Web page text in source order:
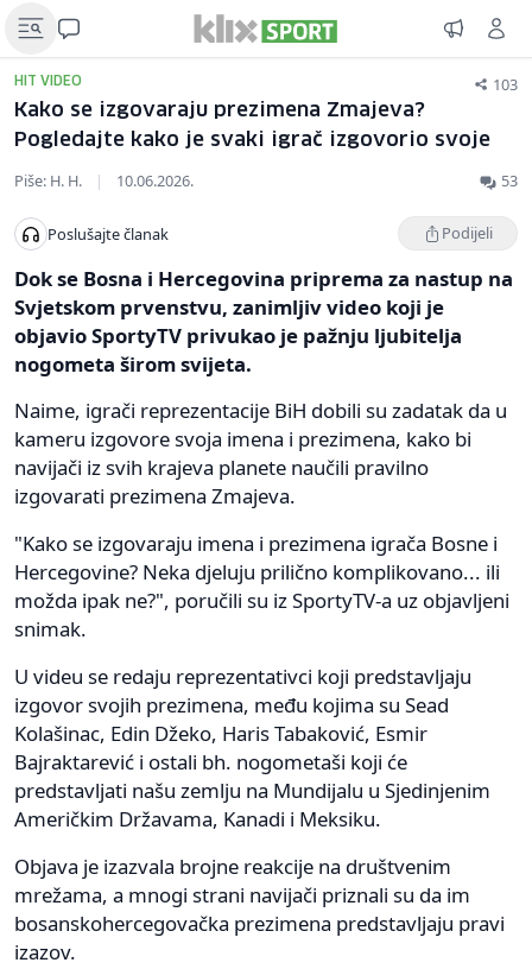
HIT VIDEO 103
Kako se izgovaraju prezimena Zmajeva?
Pogledajte kako je svaki igrač izgovorio svoje
Piše: H. H. | 10.06.2026. 53
Poslušajte članak Podijeli
Dok se Bosna i Hercegovina priprema za nastup na
Svjetskom prvenstvu, zanimljiv video koji je
objavio SportyTV privukao je pažnju ljubitelja
nogometa širom svijeta.
Naime, igrači reprezentacije BiH dobili su zadatak da u
kameru izgovore svoja imena i prezimena, kako bi
navijači iz svih krajeva planete naučili pravilno
izgovarati prezimena Zmajeva.
"Kako se izgovaraju imena i prezimena igrača Bosne i
Hercegovine? Neka djeluju prilično komplikovano... ili
možda ipak ne?", poručili su iz SportyTV-a uz objavljeni
snimak.
U videu se redaju reprezentativci koji predstavljaju
izgovor svojih prezimena, među kojima su Sead
Kolašinac, Edin Džeko, Haris Tabaković, Esmir
Bajraktarević i ostali bh. nogometaši koji će
predstavljati našu zemlju na Mundijalu u Sjedinjenim
Američkim Državama, Kanadi i Meksiku.
Objava je izazvala brojne reakcije na društvenim
mrežama, a mnogi strani navijači priznali su da im
bosanskohercegovačka prezimena predstavljaju pravi
izazov.